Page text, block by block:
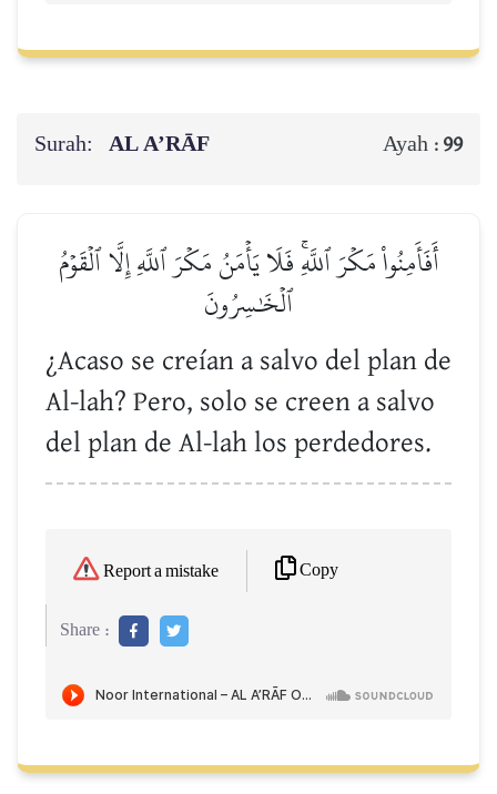
Surah: AL A’RĀF Ayah : 99
أَفَأَمِنُواْ مَكۡرَ ٱللَّهِۚ فَلَا يَأۡمَنُ مَكۡرَ ٱللَّهِ إِلَّا ٱلۡقَوۡمُ
ٱلۡخَٰسِرُونَ
¿Acaso se creían a salvo del plan de
Al-lah? Pero, solo se creen a salvo
del plan de Al-lah los perdedores.
Report a mistake Copy
Share :